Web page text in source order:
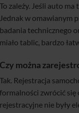
To zależy. Jeśli auto
Jednak w omawianym
badania technicznego
miało tablic, bardzo
Czy można
Tak. Rejestracja
formalności zwrócić się
rejestracyjne nie były